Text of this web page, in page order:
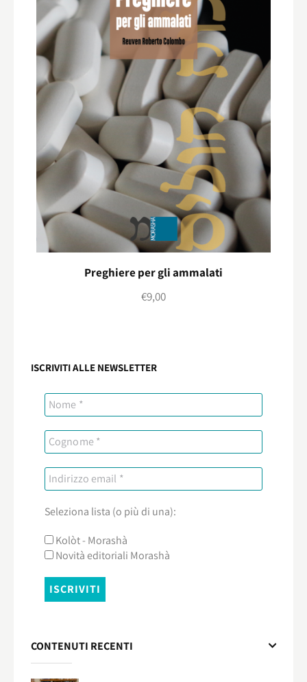
Preghiere per gli ammalati
€9,00
ISCRIVITI ALLE NEWSLETTER
Seleziona lista (o più di una):
Kolòt - Morashà
Novità editoriali Morashà
CONTENUTI RECENTI